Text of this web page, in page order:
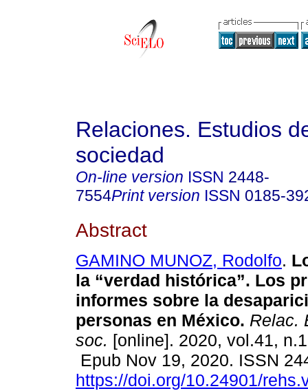
Relaciones. Estudios
sociedad
On-line version ISSN 2448-
7554Print version ISSN 0185-
Abstract
GAMINO MUNOZ, Rodolfo.
la “verdad histórica”. Los
informes sobre la
personas en México. Relac.
soc. [online]. 2020, vol.41,
Epub Nov 19, 2020. ISSN
https://doi.org/10.24901/